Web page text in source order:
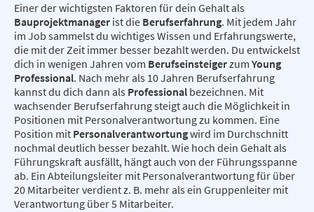
Einer der wichtigsten Faktoren für dein Gehalt als
Bauprojektmanager ist die Berufserfahrung. Mit jedem Jahr
im Job sammelst du wichtiges Wissen und Erfahrungswerte,
die mit der Zeit immer besser bezahlt werden. Du entwickelst
dich in wenigen Jahren vom Berufseinsteigerzum Young
Professional. Nach mehr als 10 Jahren Berufserfahrung
kannst du dich dann als Professional bezeichnen. Mit
wachsender Berufserfahrung steigt auch die Möglichkeit in
Positionen mit Personalverantwortung zu kommen. Eine
Position mit Personalverantwortungwird im Durchschnitt
nochmal deutlich besser bezahlt. Wie hoch dein Gehalt als
Führungskraft ausfällt, hängt auch von der Führungsspanne
ab. Ein Abteilungsleiter mit Personalverantwortung für über
20 Mitarbeiter verdient z. B. mehr als ein Gruppenleiter mit
Verantwortung über 5 Mitarbeiter.